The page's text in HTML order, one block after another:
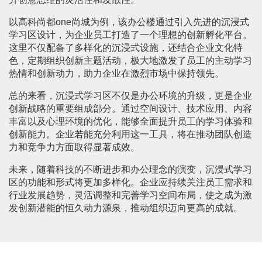
以高科尚都one尚城为例，该办公楼通过引入先进的沉浸式
学习区设计，为企业员工打造了一个理想的创新孵化平台。
这里不仅配备了多样化的沉浸式设施，还结合企业文化特
色，定期组织创新主题活动，极大地激发了员工的主动学习
热情和创新动力，助力企业在激烈市场中保持领先。
总的来看，沉浸式学习区不仅是办公环境的升级，更是企业
创新战略的重要组成部分。通过空间设计、技术应用、内容
丰富以及心理环境的优化，能够全面提升员工的学习体验和
创新能力。企业若能充分利用这一工具，将在推动团队创造
力和竞争力方面取得显著成效。
未来，随着科技的不断进步和办公理念的演变，沉浸式学习
区的功能和形式将更加多样化。企业应持续关注员工需求和
行业发展趋势，灵活调整和完善学习空间布局，使之成为激
发创新潜能的恒久动力源泉，推动组织迈向更高的成就。